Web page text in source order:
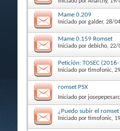
Mame 0.209
Iniciado por galder, 28/
Mame 0.159 Romset
Iniciado por debicho, 22/
Petición: TOSEC
Iniciado por timofonic,
romset PSX
Iniciado por
¿Puedo subir el
Iniciado por timofonic,